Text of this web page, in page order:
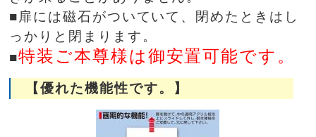
■扉には磁石がついていて、閉めたときはし
っかりと閉まります。
■特装ご本尊様は御安置可能です。
【優れた機能性です。】